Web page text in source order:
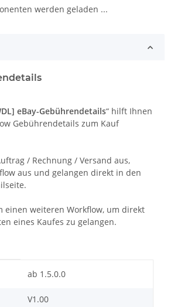
werden geladen ...
eBay-Gebührendetails“ hilft Ihnen
Gebührendetails zum Kauf
/ Rechnung / Versand aus,
aus und gelangen direkt in den
einen weiteren Workflow, um direkt
eines Kaufes zu gelangen.
ab 1.5.0.0
V1.00